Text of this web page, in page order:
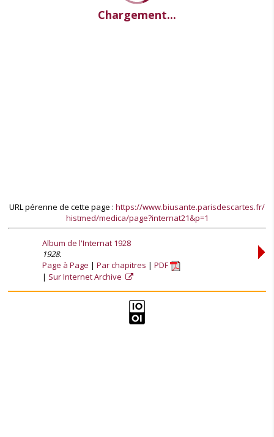
Chargement...
URL pérenne de cette page : https://www.biusante.parisdescartes.fr/
histmed/medica/page?internat21&p=1
Album de l'Internat 1928
1928.
Page à Page
Par chapitres
PDF
Sur Internet Archive